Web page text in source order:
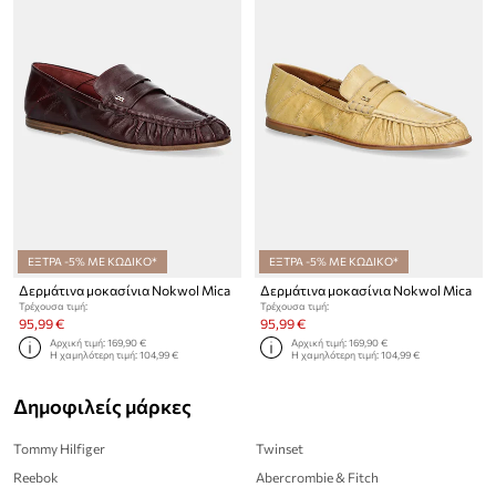
ΕΞΤΡΑ -5% ΜΕ ΚΩΔΙΚΟ*
Δερμάτινα μοκασίνια Nokwol Mica
Τρέχουσα τιμή:
95,99 €
Αρχική τιμή:169,90 €
Η χαμηλότερη τιμή:104,99 €
ΕΞΤΡΑ -5% ΜΕ ΚΩΔΙΚΟ*
Δερμάτινα μοκασίνια Nokwol Mica
Τρέχουσα τιμή:
95,99 €
Αρχική τιμή:169,90 €
Η χαμηλότερη τιμή:104,99 €
Δημοφιλείς μάρκες
Tommy Hilfiger
Reebok
Twinset
Abercrombie & Fitch